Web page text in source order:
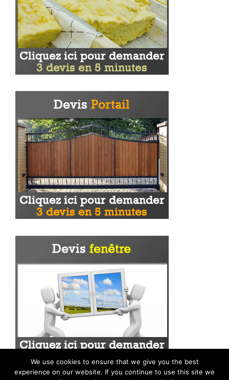
We use cookies to ensure that we give you the best
experience on our website. If you continue to use this site we